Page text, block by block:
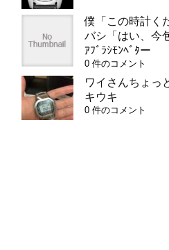
僕「この時計く
バシ「はい、今
ｱﾌﾞﾗｼﾓﾝﾍﾞﾀー
0 件のコメント
ワイさんちょっ
キウキ
0 件のコメント